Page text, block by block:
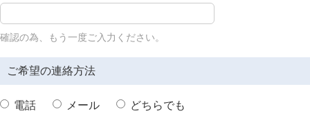
確認の為、もう一度ご入力ください。
ご希望の連絡方法
電話 メール どちらでも